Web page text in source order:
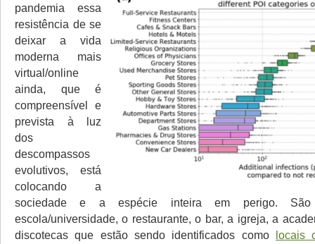
pandemia essa
resistência de se
deixar a vida
moderna mais
virtual/online
ainda, que é
compreensível e
prevista à luz
dos
descompassos
evolutivos, está
colocando a
sociedade e a espécie inteira em perigo. São
escola/universidade, o restaurante, o bar, a igreja, a
discotecas que estão sendo identificados como locais